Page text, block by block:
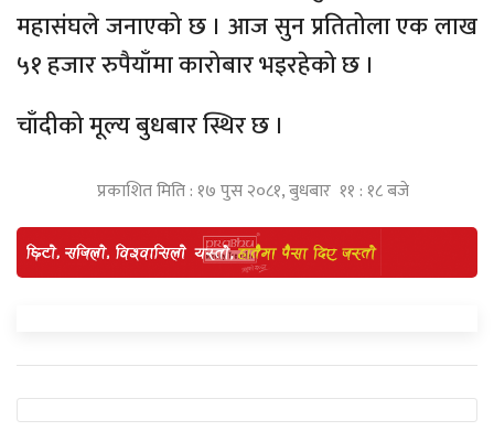
महासंघले जनाएको छ । आज सुन प्रतितोला एक लाख
५१ हजार रुपैयाँमा कारोबार भइरहेको छ ।
चाँदीको मूल्य बुधबार स्थिर छ ।
प्रकाशित मिति : १७ पुस २०८१, बुधबार ११ : १८ बजे